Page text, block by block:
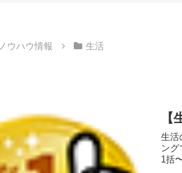
ノウハウ情報 生活
生活
ン
1括